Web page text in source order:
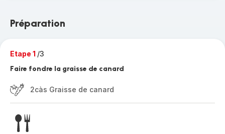
Préparation
Etape 1 /3
Faire fondre la graisse de canard
2càs Graisse de canard